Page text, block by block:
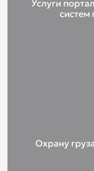
Услуги
систем
Охрану